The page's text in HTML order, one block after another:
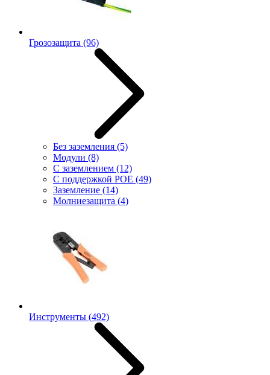
Грозозащита (96)
Без заземления (5)
Модули (8)
С заземлением (12)
С поддержкой POE (49)
Заземление (14)
Молниезащита (4)
Инструменты (492)